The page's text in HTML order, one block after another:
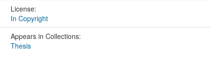
License:
In Copyright
Appears in Collections:
Thesis